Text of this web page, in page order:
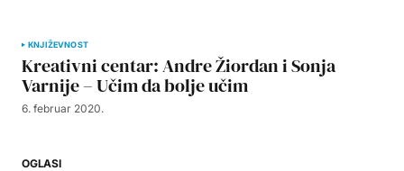
KNJIŽEVNOST
Kreativni centar: Andre Žiordan i Sonja
Varnije – Učim da bolje učim
6. februar 2020.
OGLASI